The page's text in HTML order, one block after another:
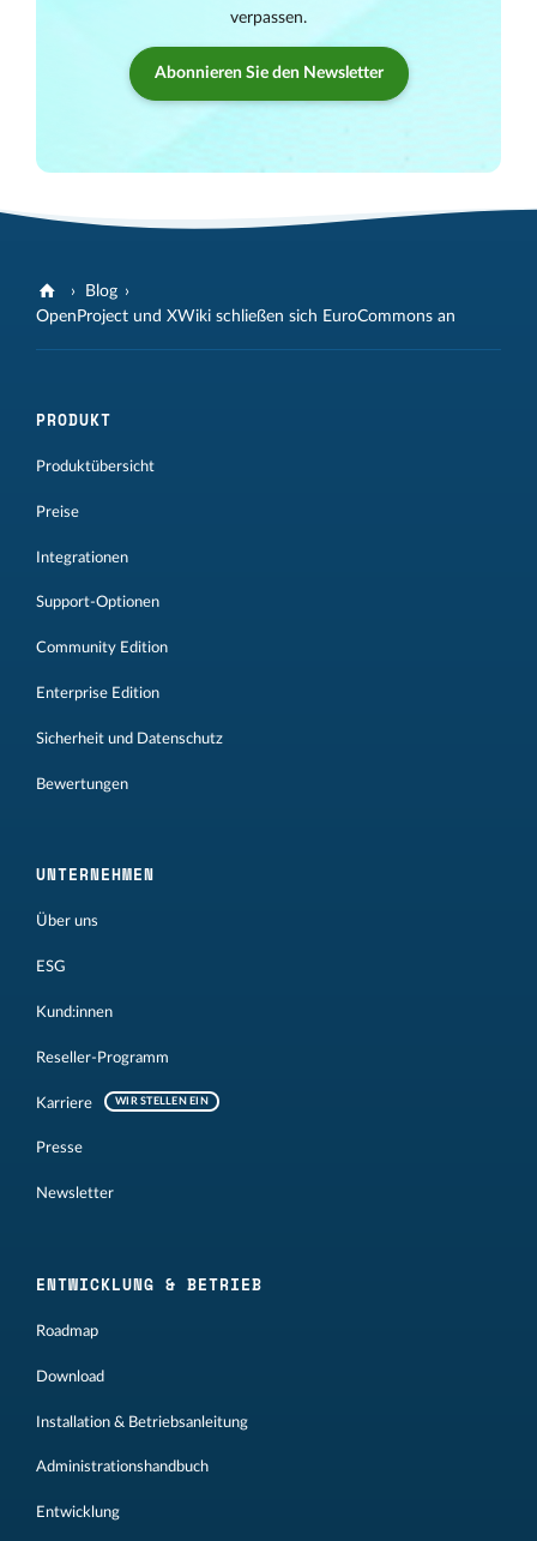
verpassen.
Abonnieren Sie den Newsletter
Blog
OpenProject und XWiki schließen sich EuroCommons an
PRODUKT
Produktübersicht
Preise
Integrationen
Support-Optionen
Community Edition
Enterprise Edition
Sicherheit und Datenschutz
Bewertungen
UNTERNEHMEN
Über uns
ESG
Kund:innen
Reseller-Programm
Karriere WIR STELLEN EIN
Presse
Newsletter
ENTWICKLUNG & BETRIEB
Roadmap
Download
Installation & Betriebsanleitung
Administrationshandbuch
Entwicklung